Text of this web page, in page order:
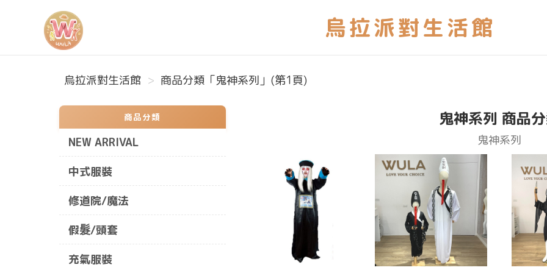
烏拉派對生活館
烏拉派對生活館
商品分類「鬼神系列」(第1頁)
商品分類
NEW ARRIVAL
中式服裝
修道院/魔法
假髮/頭套
充氣服裝
鬼神系列 商品
鬼神系列